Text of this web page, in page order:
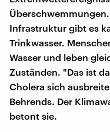
Infrastruktur gibt es
Trinkwasser.
Wasser und leben
Zuständen. "Das ist
Cholera sich
Behrends. Der
betont sie.